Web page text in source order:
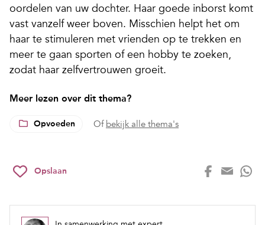
oordelen van uw dochter. Haar goede inborst komt
vast vanzelf weer boven. Misschien helpt het om
haar te stimuleren met vrienden op te trekken en
meer te gaan sporten of een hobby te zoeken,
zodat haar zelfvertrouwen groeit.
Meer lezen over dit thema?
Opvoeden Of bekijk alle thema's
Opslaan